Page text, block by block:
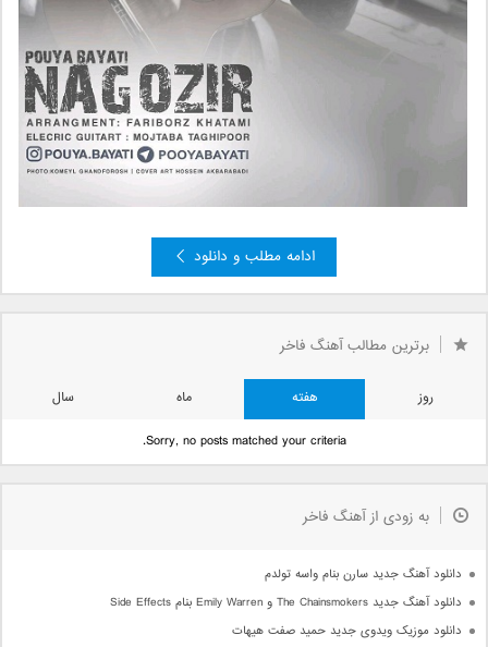
ادامه مطلب و دانلود
برترین مطالب آهنگ فاخر
روز هفته ماه
سال
Sorry, no posts matched your criteria.
به زودی از آهنگ فاخر
دانلود آهنگ جدید سارن بنام واسه تولدم
دانلود آهنگ جدید The Chainsmokers و Emily Warren بنام Side Effects
دانلود موزیک ویدوی جدید حمید صفت هیهات